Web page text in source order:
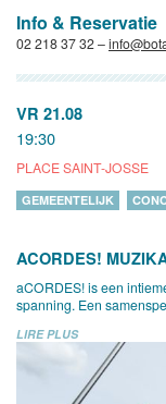
Info & Reservatie
02 218 37 32 –
VR 21.08
19:30
PLACE SAINT-JOSSE
GEMEENTELIJK
ACORDES!
aCORDES! is een
spanning. Een
LIRE PLUS